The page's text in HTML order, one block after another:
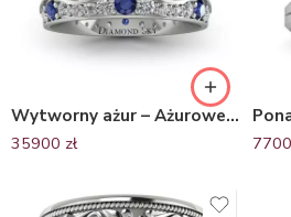
Wytworny ażur – Ażurowe obrączki ślubne z palladu z diamentami i szafirami
35900 zł
7700